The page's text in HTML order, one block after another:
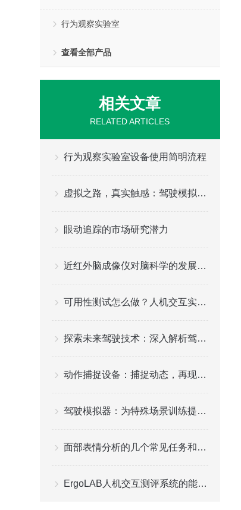
行为观察实验室
查看全部产品
相关文章
RELATED ARTICLES
行为观察实验室设备使用简明流程
虚拟之路，真实触感：驾驶模拟器的魅力探索
眼动追踪的市场研究潜力
近红外脑成像仪对脑科学的发展具有重要的意义
可用性测试怎么做？人机交互实验室的标准操作流程
探索未来驾驶技术：深入解析驾驶模拟器在培训与安全教育中的应用与优势
动作捕捉设备：捕捉动态，再现真实
驾驶模拟器：为特殊场景训练提供定制化解决方案
面部表情分析的几个常见任务和基本算法
ErgoLAB人机交互测评系统的能特分析